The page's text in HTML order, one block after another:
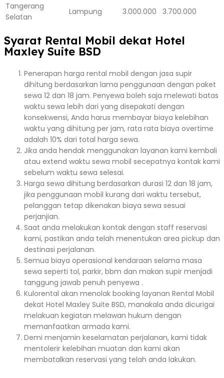
Tangerang
Selatan
Lampung 3.000.000 3.700.000
Syarat Rental Mobil dekat Hotel
Maxley Suite BSD
Penerapan harga rental mobil dengan jasa supir
dihitung berdasarkan lama penggunaan dengan paket
sewa 12 dan 18 jam. Penyewa boleh saja melewati batas
waktu sewa lebih dari yang disepakati dengan
konsekwensi, Anda harus membayar biaya kelebihan
waktu yang dihitung per jam, rata rata biaya overtime
adalah 10% dari total harga sewa.
Jika anda hendak menggunakan layanan kami kembali
atau extend waktu sewa mobil secepatnya kontak kami
sebelum waktu sewa selesai.
Harga sewa dihitung berdasarkan durasi 12 dan 18 jam,
jika penggunaan mobil kurang dari waktu tersebut,
pelanggan tetap dikenakan biaya sewa sesuai
perjanjian.
Saat anda melakukan kontak dengan staff reservasi
kami, pastikan anda telah menentukan area pickup dan
destinasi perjalanan.
Semua biaya operasional kendaraan selama masa
sewa seperti tol, parkir, bbm dan makan supir menjadi
tanggung jawab penuh penyewa .
Kulorental akan menolak booking layanan Rental Mobil
dekat Hotel Maxley Suite BSD, manakala anda dicurigai
melakuan kegiatan melawan hukum dengan
memanfaatkan armada kami.
Demi menjamin keselamatan perjalanan, kami tidak
mentolerir kelebihan muatan dan kami akan
membatalkan reservasi yang telah anda lakukan.